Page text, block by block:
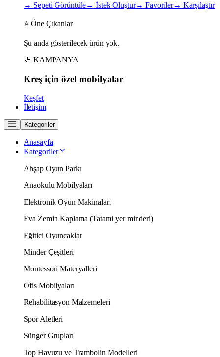
→ Sepeti Görüntüle→ İstek Oluştur→ Favoriler→ Karşılaştır
⭐ Öne Çıkanlar
Şu anda gösterilecek ürün yok.
🎉 KAMPANYA
Kreş için özel mobilyalar
Keşfet
İletişim
Kategoriler
Anasayfa
Kategoriler
Ahşap Oyun Parkı
Anaokulu Mobilyaları
Elektronik Oyun Makinaları
Eva Zemin Kaplama (Tatami yer minderi)
Eğitici Oyuncaklar
Minder Çeşitleri
Montessori Materyalleri
Ofis Mobilyaları
Rehabilitasyon Malzemeleri
Spor Aletleri
Sünger Grupları
Top Havuzu ve Trambolin Modelleri